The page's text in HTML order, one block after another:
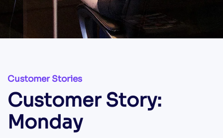
Customer Stories
Customer Story:
Monday